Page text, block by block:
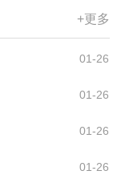
+更多
01-26
01-26
01-26
01-26